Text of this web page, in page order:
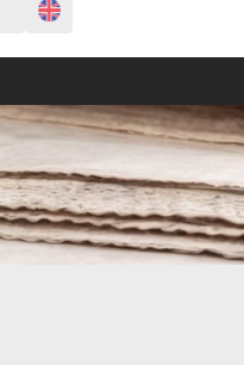
Engelska